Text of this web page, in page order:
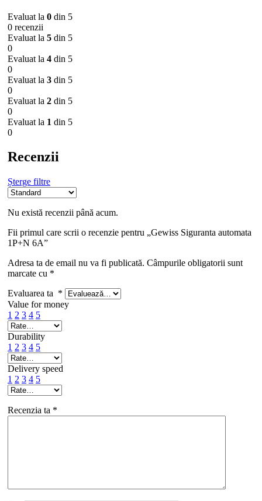
Evaluat la 0 din 5
0 recenzii
Evaluat la 5 din 5
0
Evaluat la 4 din 5
0
Evaluat la 3 din 5
0
Evaluat la 2 din 5
0
Evaluat la 1 din 5
0
Recenzii
Șterge filtre
Nu există recenzii până acum.
Fii primul care scrii o recenzie pentru „Gewiss Siguranta automata
1P+N 6A”
Adresa ta de email nu va fi publicată. Câmpurile obligatorii sunt
marcate cu *
Evaluarea ta *
Value for money
1 2 3 4 5
Durability
1 2 3 4 5
Delivery speed
1 2 3 4 5
Recenzia ta *